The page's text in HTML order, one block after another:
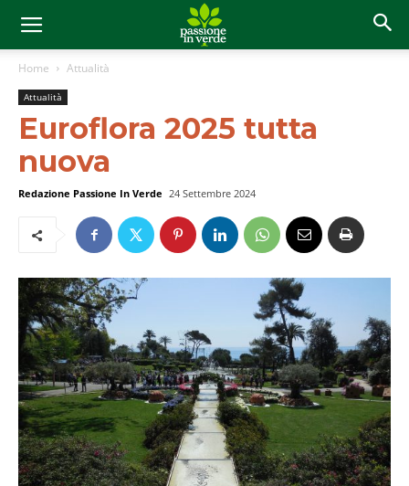
Home Attualità
Attualità
Euroflora 2025 tutta
nuova
Redazione Passione In Verde 24 Settembre 2024